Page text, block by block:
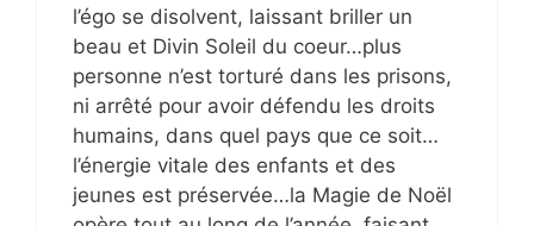
l’égo se disolvent, laissant briller un
beau et Divin Soleil du coeur…plus
personne n’est torturé dans les prisons,
ni arrêté pour avoir défendu les droits
humains, dans quel pays que ce soit…
l’énergie vitale des enfants et des
jeunes est préservée…la Magie de Noël